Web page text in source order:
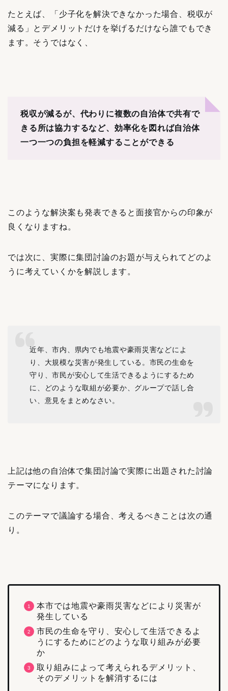
たとえば、「少子化を解決できなかった場合、税収が
減る」とデメリットだけを挙げるだけなら誰でもでき
ます。そうではなく、
税収が減るが、代わりに複数の自治体で共有で
きる所は協力するなど、効率化を図れば自治体
一つ一つの負担を軽減することができる
このような解決案も発表できると面接官からの印象が
良くなりますね。
では次に、実際に集団討論のお題が与えられてどのよ
うに考えていくかを解説します。
近年、市内、県内でも地震や豪雨災害などによ
り、大規模な災害が発生している。市民の生命を
守り、市民が安心して生活できるようにするため
に、どのような取組が必要か、グループで話し合
い、意見をまとめなさい。
上記は他の自治体で集団討論で実際に出題された討論
テーマになります。
このテーマで議論する場合、考えるべきことは次の通
り。
本市では地震や豪雨災害などにより災害が
発生している
市民の生命を守り、安心して生活できるよ
うにするためにどのような取り組みが必要
か
取り組みによって考えられるデメリット、
そのデメリットを解消するには